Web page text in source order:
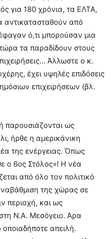
για 180 χρόνια, τα ΕΛΤΑ,
αντικατασταθούν από
έφαγαν ό,τι μπορούσαν μια
τα παραδίδουν στους
Άλλωστε ο κ.
έχει υψηλές επιδόσεις
επιχειρήσεων (βλ.
παρουσιάζονται ως
ήρθε η αμερικάνικη
της ενέργειας. Όπως
ο 6ος Στόλος»! Η νέα
από όλο τον πολιτικό
της χώρας σε
περιοχή, και ως
Ν.Α. Μεσόγειο. Άρα
απειλή.